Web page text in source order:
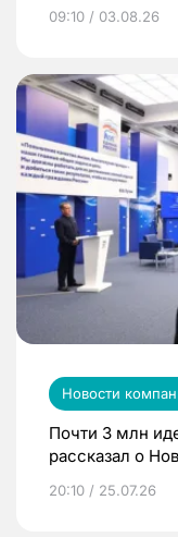
09:10 / 03.08.26
Новости
Почти 3 млн
рассказал о
20:10 / 25.07.26